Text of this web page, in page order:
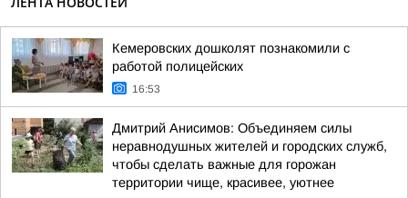
Кемеровских дошколят познакомили с
работой полицейских
16:53
Дмитрий Анисимов: Объединяем силы
неравнодушных жителей и городских служб,
чтобы сделать важные для горожан
территории чище, красивее, уютнее